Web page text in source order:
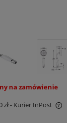
na zamówienie
zł- Kurier InPost
kosztów